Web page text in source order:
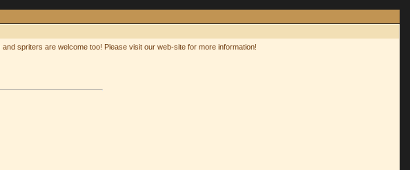
spriters are welcome too! Please visit our web-site for more information!